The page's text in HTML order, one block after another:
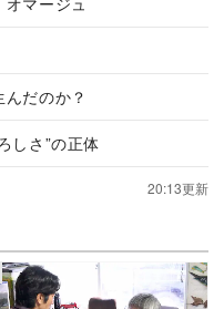
んだのか？
しさ”の正体
20:13更新